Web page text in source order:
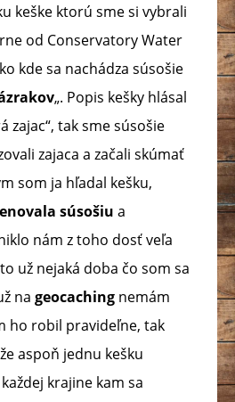
keške ktorú sme si vybrali
od Conservatory Water
kde sa nachádza súsošie
„. Popis kešky hlásal
zajac“, tak sme súsošie
zajaca a začali skúmať
som ja hľadal kešku,
súsošiu a
nám z toho dosť veľa
už nejaká doba čo som sa
na geocaching nemám
ho robil pravideľne, tak
aspoň jednu kešku
krajine kam sa